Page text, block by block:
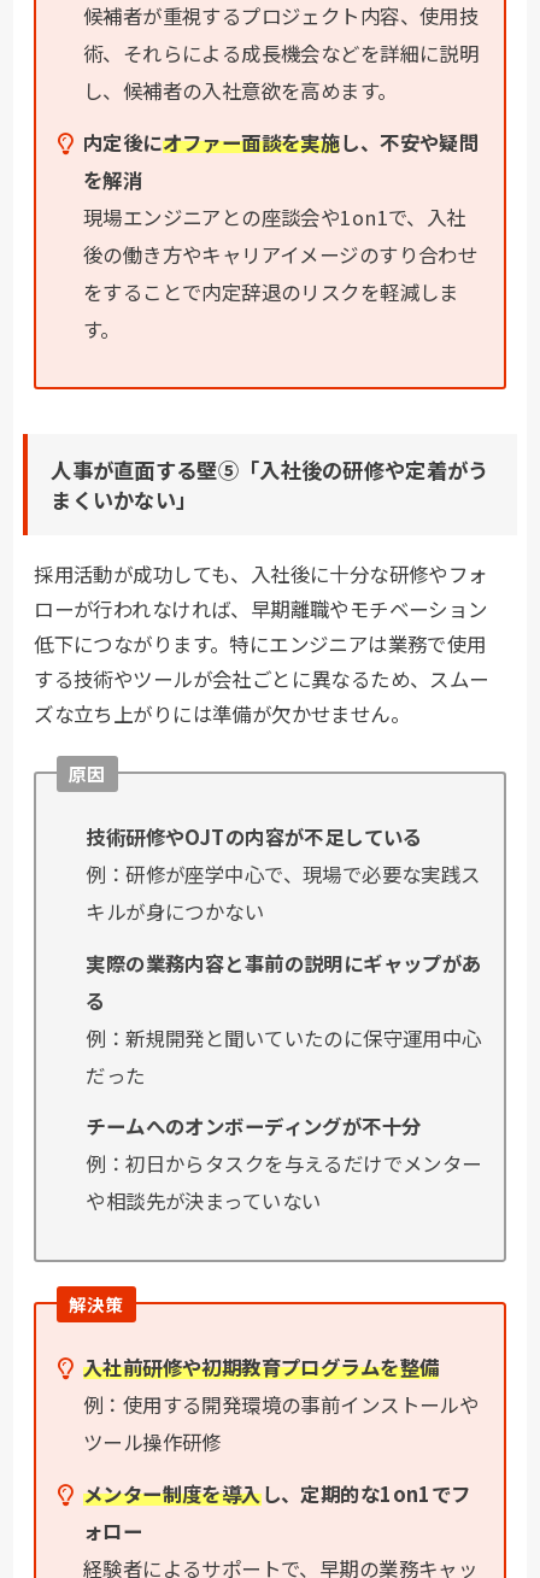
候補者が重視するプロジェクト内容、使用技
術、それらによる成長機会などを詳細に説明
し、候補者の入社意欲を高めます。
内定後にオファー面談を実施し、不安や疑問
を解消
現場エンジニアとの座談会や1on1で、入社
後の働き方やキャリアイメージのすり合わせ
をすることで内定辞退のリスクを軽減しま
す。
人事が直面する壁⑤「入社後の研修や定着がう
まくいかない」
採用活動が成功しても、入社後に十分な研修やフォ
ローが行われなければ、早期離職やモチベーション
低下につながります。特にエンジニアは業務で使用
する技術やツールが会社ごとに異なるため、スムー
ズな立ち上がりには準備が欠かせません。
原因
技術研修やOJTの内容が不足している
例：研修が座学中心で、現場で必要な実践ス
キルが身につかない
実際の業務内容と事前の説明にギャップがあ
る
例：新規開発と聞いていたのに保守運用中心
だった
チームへのオンボーディングが不十分
例：初日からタスクを与えるだけでメンター
や相談先が決まっていない
解決策
入社前研修や初期教育プログラムを整備
例：使用する開発環境の事前インストールや
ツール操作研修
メンター制度を導入し、定期的な1on1でフ
ォロー
経験者によるサポートで、早期の業務キャッ